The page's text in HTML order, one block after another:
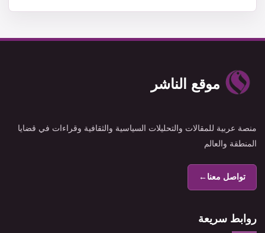
موقع الناشر
منصة عربية للمقالات والتحليلات السياسية والثقافية وقراءات في قضايا
المنطقة والعالم
تواصل معنا←
روابط سريعة